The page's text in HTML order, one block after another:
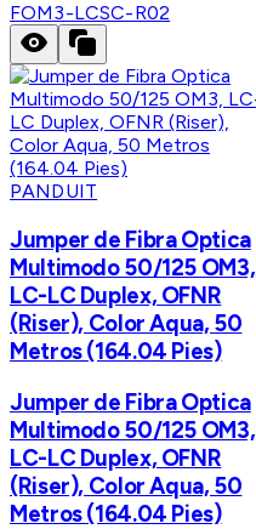
FOM3-LCSC-R02
PANDUIT
Jumper de Fibra Optica
Multimodo 50/125 OM3,
LC-LC Duplex, OFNR
(Riser), Color Aqua, 50
Metros (164.04 Pies)
Jumper de Fibra Optica
Multimodo 50/125 OM3,
LC-LC Duplex, OFNR
(Riser), Color Aqua, 50
Metros (164.04 Pies)